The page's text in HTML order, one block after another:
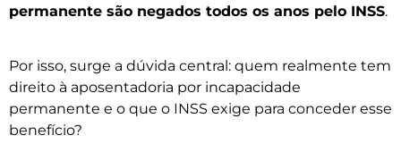
permanente são negados todos os anos pelo INSS.
Por isso, surge a dúvida central: quem realmente tem
direito à aposentadoria por incapacidade
permanente e o que o INSS exige para conceder esse
benefício?